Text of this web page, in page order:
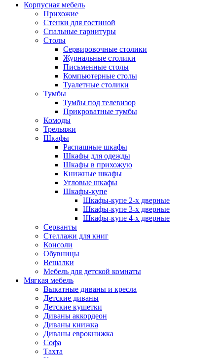
Корпусная мебель
Прихожие
Стенки для гостиной
Спальные гарнитуры
Столы
Сервировочные столики
Журнальные столики
Письменные столы
Компьютерные столы
Туалетные столики
Тумбы
Тумбы под телевизор
Прикроватные тумбы
Комоды
Трельяжи
Шкафы
Распашные шкафы
Шкафы для одежды
Шкафы в прихожую
Книжные шкафы
Угловые шкафы
Шкафы-купе
Шкафы-купе 2-x дверные
Шкафы-купе 3-х дверные
Шкафы-купе 4-х дверные
Серванты
Стеллажи для книг
Консоли
Обувницы
Вешалки
Мебель для детской комнаты
Мягкая мебель
Выкатные диваны и кресла
Детские диваны
Детские кушетки
Диваны аккордеон
Диваны книжка
Диваны еврокнижка
Софа
Тахта